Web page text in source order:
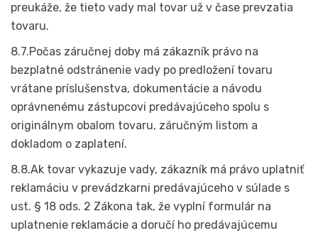
preukáže, že tieto vady mal tovar už v čase prevzatia
tovaru.
8.7.Počas záručnej doby má zákazník právo na
bezplatné odstránenie vady po predložení tovaru
vrátane príslušenstva, dokumentácie a návodu
oprávnenému zástupcovi predávajúceho spolu s
originálnym obalom tovaru, záručným listom a
dokladom o zaplatení.
8.8.Ak tovar vykazuje vady, zákazník má právo uplatniť
reklamáciu v prevádzkarni predávajúceho v súlade s
ust. § 18 ods. 2 Zákona tak, že vyplní formulár na
uplatnenie reklamácie a doručí ho predávajúcemu